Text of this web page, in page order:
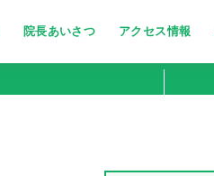
院長あいさつ アクセス情報